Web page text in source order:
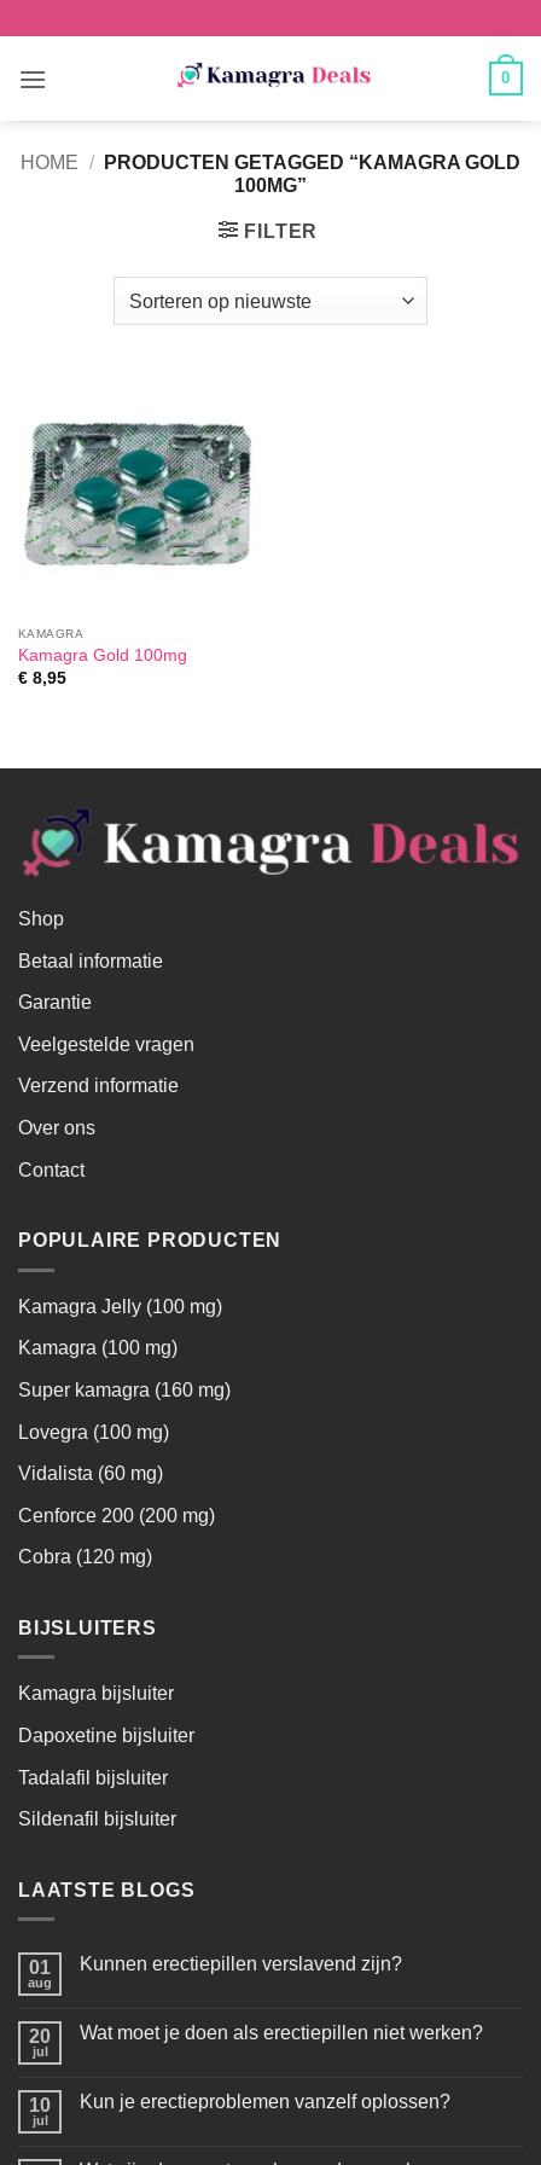
0
HOME /
PRODUCTEN GETAGGED “KAMAGRA GOLD
100MG”
FILTER
KAMAGRA
Kamagra Gold 100mg
€8,95
Shop
Betaal informatie
Garantie
Veelgestelde vragen
Verzend informatie
Over ons
Contact
POPULAIRE PRODUCTEN
Kamagra Jelly (100 mg)
Kamagra (100 mg)
Super kamagra (160 mg)
Lovegra (100 mg)
Vidalista (60 mg)
Cenforce 200 (200 mg)
Cobra (120 mg)
BIJSLUITERS
Kamagra bijsluiter
Dapoxetine bijsluiter
Tadalafil bijsluiter
Sildenafil bijsluiter
LAATSTE BLOGS
01
aug
Kunnen erectiepillen verslavend zijn?
20
jul
Wat moet je doen als erectiepillen niet werken?
10
jul
Kun je erectieproblemen vanzelf oplossen?